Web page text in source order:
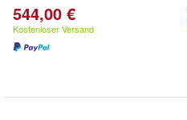
544,00 €
Kostenloser Versand